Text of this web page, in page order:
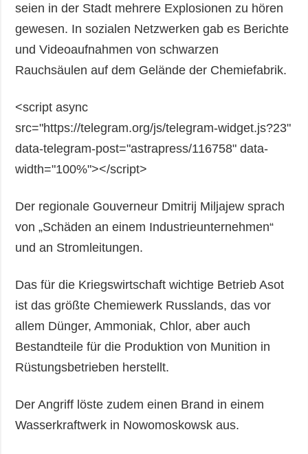
seien in der Stadt mehrere Explosionen zu hören
gewesen. In sozialen Netzwerken gab es Berichte
und Videoaufnahmen von schwarzen
Rauchsäulen auf dem Gelände der Chemiefabrik.
<script async
src="https://telegram.org/js/telegram-widget.js?23"
data-telegram-post="astrapress/116758" data-
width="100%"></script>
Der regionale Gouverneur Dmitrij Miljajew sprach
von „Schäden an einem Industrieunternehmen“
und an Stromleitungen.
Das für die Kriegswirtschaft wichtige Betrieb Asot
ist das größte Chemiewerk Russlands, das vor
allem Dünger, Ammoniak, Chlor, aber auch
Bestandteile für die Produktion von Munition in
Rüstungsbetrieben herstellt.
Der Angriff löste zudem einen Brand in einem
Wasserkraftwerk in Nowomoskowsk aus.